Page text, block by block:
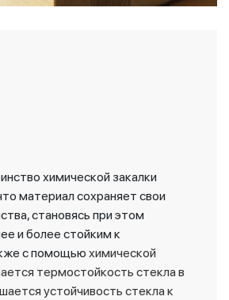
химической закалки
материал сохраняет свои
становясь при этом
и более стойким к
с помощью химической
термостойкость стекла в
устойчивость стекла к